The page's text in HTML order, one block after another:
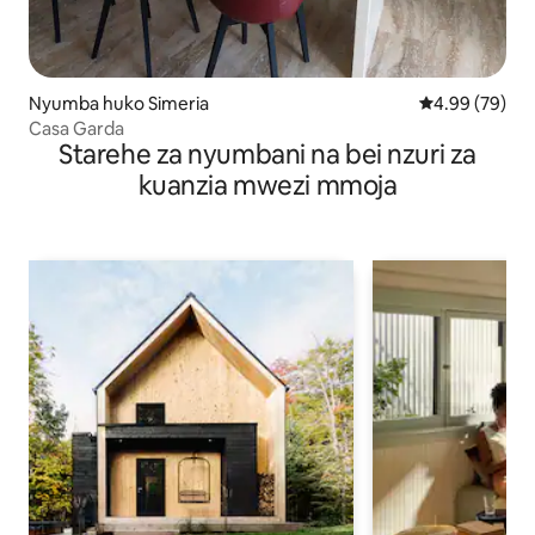
Nyumba huko Simeria Ukadiriaji wa
4.99 (79)
Casa Garda
Starehe za nyumbani na bei nzuri za
kuanzia mwezi mmoja